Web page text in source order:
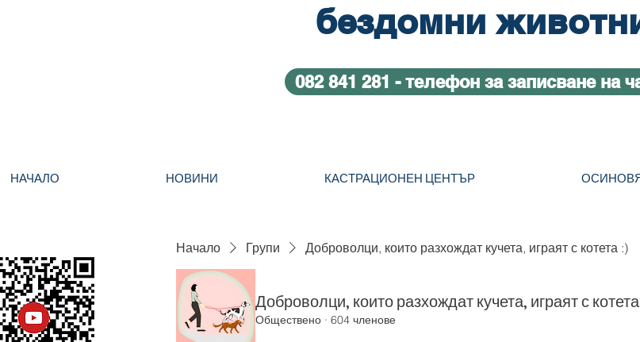
бездомни
082 841 281 - телефон за записване на
НАЧАЛО НОВИНИ КАСТРАЦИОНЕН ЦЕНТЪР
Начало Групи Доброволци, които разхождат кучета, играят с котета :)
Доброволци, които разхождат кучета, играят с
Обществено · 604 членове